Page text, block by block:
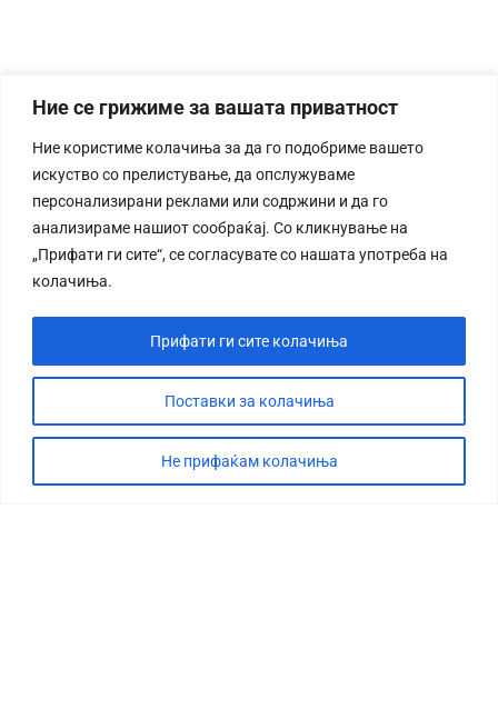
Ние се грижиме за вашата приватност
Ние користиме колачиња за да го подобриме вашето
искуство со прелистување, да опслужуваме
персонализирани реклами или содржини и да го
анализираме нашиот сообраќај. Со кликнување на
„Прифати ги сите“, се согласувате со нашата употреба на
колачиња.
Поставки за колачиња
Не прифаќам колачиња
Прифати ги сите колачиња
СТОРИЈА
ДЕБАТА